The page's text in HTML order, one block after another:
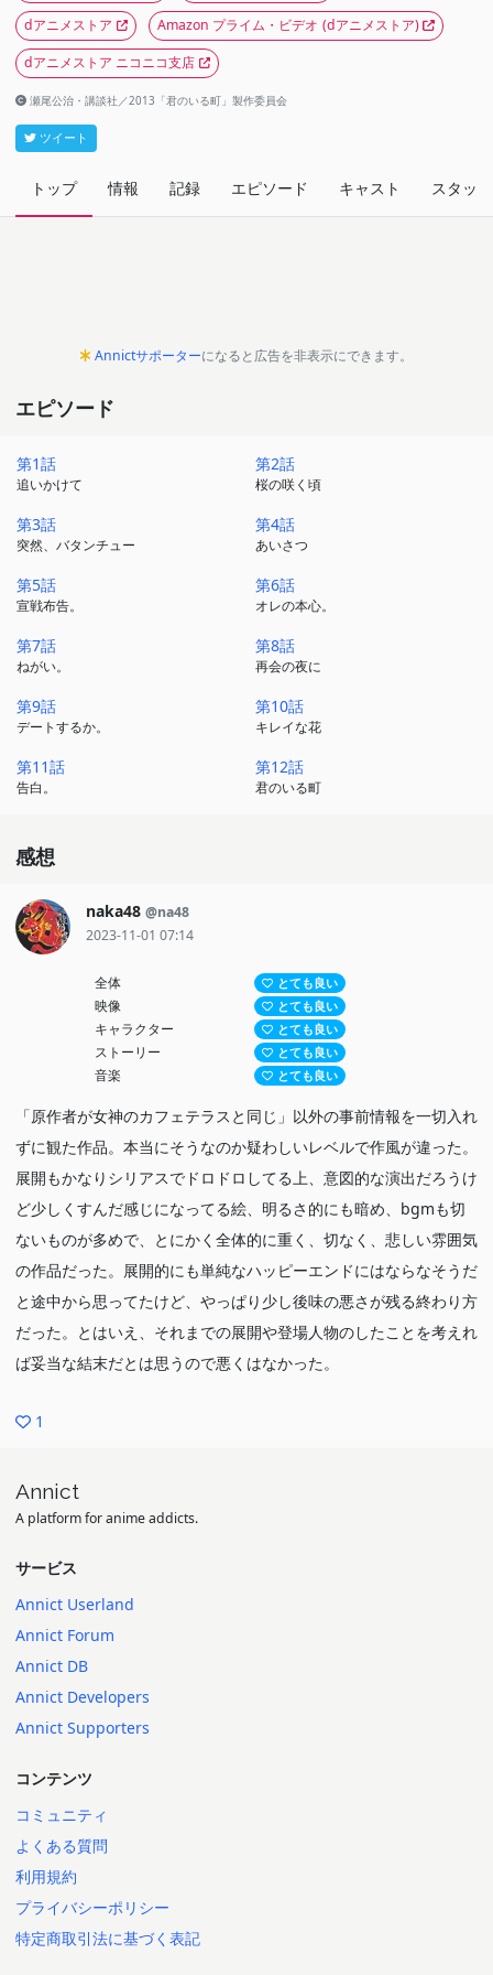
dアニメストア Amazon プライム・ビデオ (dアニメストア)
dアニメストア ニコニコ支店
瀬尾公治・講談社／2013「君のいる町」製作委員会
ツイート
トップ 情報 記録 エピソード キャスト スタッフ
Annictサポーターになると広告を非表示にできます。
エピソード
第1話
追いかけて
第2話
桜の咲く頃
第3話
突然、バタンチュー
第4話
あいさつ
第5話
宣戦布告。
第6話
オレの本心。
第7話
ねがい。
第8話
再会の夜に
第9話
デートするか。
第10話
キレイな花
第11話
告白。
第12話
君のいる町
感想
naka48 @na48
2023-11-01 07:14
全体 とても良い
映像 とても良い
キャラクター とても良い
ストーリー とても良い
音楽 とても良い
「原作者が女神のカフェテラスと同じ」以外の事前情報を一切入れ
ずに観た作品。本当にそうなのか疑わしいレベルで作風が違った。
展開もかなりシリアスでドロドロしてる上、意図的な演出だろうけ
ど少しくすんだ感じになってる絵、明るさ的にも暗め、bgmも切
ないものが多めで、とにかく全体的に重く、切なく、悲しい雰囲気
の作品だった。展開的にも単純なハッピーエンドにはならなそうだ
と途中から思ってたけど、やっぱり少し後味の悪さが残る終わり方
だった。とはいえ、それまでの展開や登場人物のしたことを考えれ
ば妥当な結末だとは思うので悪くはなかった。
1
Annict
A platform for anime addicts.
サービス
Annict Userland
Annict Forum
Annict DB
Annict Developers
Annict Supporters
コンテンツ
コミュニティ
よくある質問
利用規約
プライバシーポリシー
特定商取引法に基づく表記